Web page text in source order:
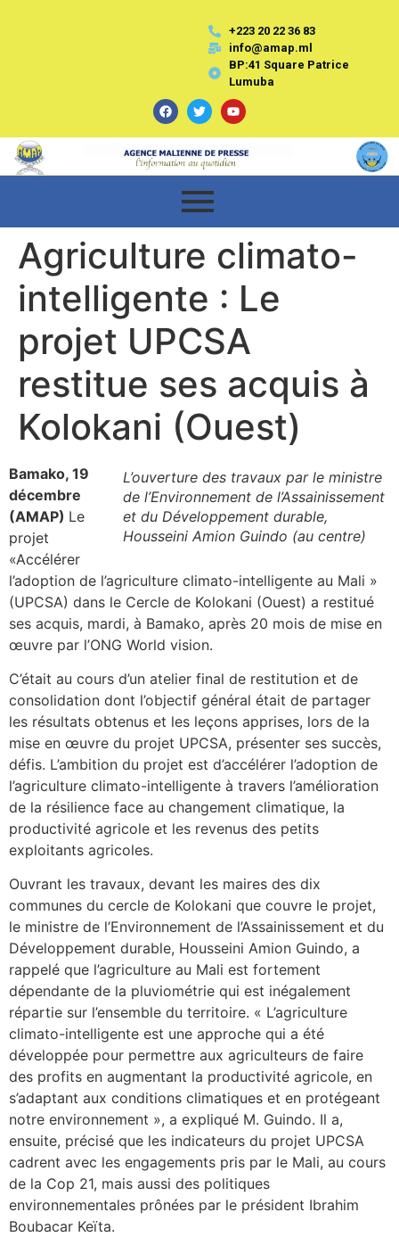
+223 20 22 36 83
info@amap.ml
BP:41 Square Patrice
Lumuba
Agriculture climato-
intelligente : Le
projet UPCSA
restitue ses acquis à
Kolokani (Ouest)
L’ouverture des travaux par le ministre
de l’Environnement de l’Assainissement
et du Développement durable,
Housseini Amion Guindo (au centre)
Bamako, 19
décembre
(AMAP) Le
projet
«Accélérer
l’adoption de l’agriculture climato-intelligente au Mali »
(UPCSA) dans le Cercle de Kolokani (Ouest) a restitué
ses acquis, mardi, à Bamako, après 20 mois de mise en
œuvre par l’ONG World vision.
C’était au cours d’un atelier final de restitution et de
consolidation dont l’objectif général était de partager
les résultats obtenus et les leçons apprises, lors de la
mise en œuvre du projet UPCSA, présenter ses succès,
défis. L’ambition du projet est d’accélérer l’adoption de
l’agriculture climato-intelligente à travers l’amélioration
de la résilience face au changement climatique, la
productivité agricole et les revenus des petits
exploitants agricoles.
Ouvrant les travaux, devant les maires des dix
communes du cercle de Kolokani que couvre le projet,
le ministre de l’Environnement de l’Assainissement et du
Développement durable, Housseini Amion Guindo, a
rappelé que l’agriculture au Mali est fortement
dépendante de la pluviométrie qui est inégalement
répartie sur l’ensemble du territoire. « L’agriculture
climato-intelligente est une approche qui a été
développée pour permettre aux agriculteurs de faire
des profits en augmentant la productivité agricole, en
s’adaptant aux conditions climatiques et en protégeant
notre environnement », a expliqué M. Guindo. Il a,
ensuite, précisé que les indicateurs du projet UPCSA
cadrent avec les engagements pris par le Mali, au cours
de la Cop 21, mais aussi des politiques
environnementales prônées par le président Ibrahim
Boubacar Keïta.